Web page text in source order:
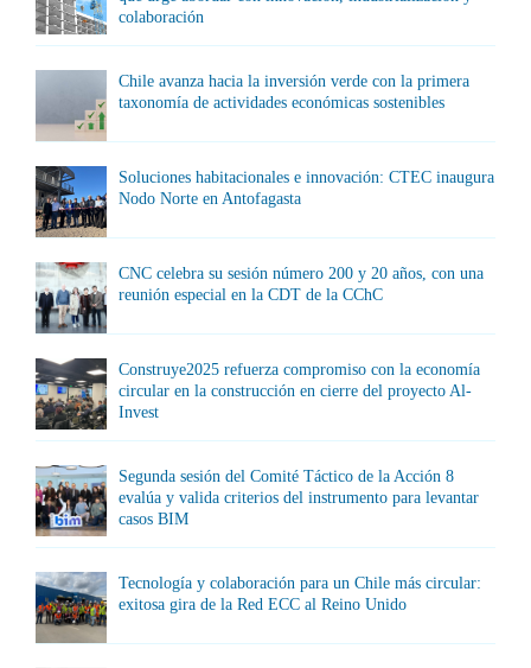
colaboración
Chile avanza hacia la inversión verde con la primera
taxonomía de actividades económicas sostenibles
Soluciones habitacionales e innovación: CTEC inaugura
Nodo Norte en Antofagasta
CNC celebra su sesión número 200 y 20 años, con una
reunión especial en la CDT de la CChC
Construye2025 refuerza compromiso con la economía
circular en la construcción en cierre del proyecto Al-
Invest
Segunda sesión del Comité Táctico de la Acción 8
evalúa y valida criterios del instrumento para levantar
casos BIM
Tecnología y colaboración para un Chile más circular:
exitosa gira de la Red ECC al Reino Unido